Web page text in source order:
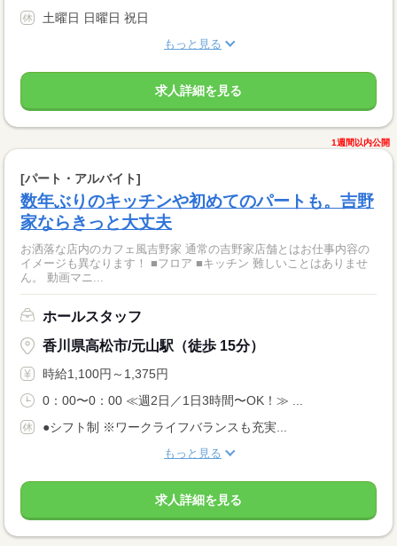
土曜日 日曜日 祝日
もっと見る
求人詳細を見る
1週間以内公開
[パート・アルバイト]
数年ぶりのキッチンや初めてのパートも。吉野
家ならきっと大丈夫
お洒落な店内のカフェ風吉野家 通常の吉野家店舗とはお仕事内容の
イメージも異なります！ ■フロア ■キッチン 難しいことはありませ
ん。 動画マニ...
ホールスタッフ
香川県高松市/元山駅（徒歩 15分）
時給1,100円～1,375円
0：00〜0：00 ≪週2日／1日3時間〜OK！≫ ...
●シフト制 ※ワークライフバランスも充実...
もっと見る
求人詳細を見る